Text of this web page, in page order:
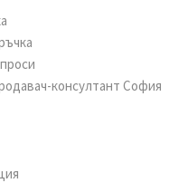
консултант София